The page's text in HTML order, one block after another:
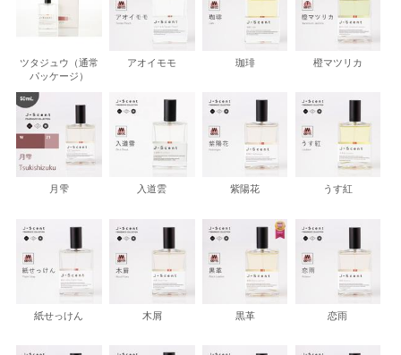
ツタジュウ（通常
パッケージ）
アオイモモ 珈琲 橙マツリカ
月雫 入道雲 紫陽花 うす紅
紙せっけん 木屑 黒革 恋雨